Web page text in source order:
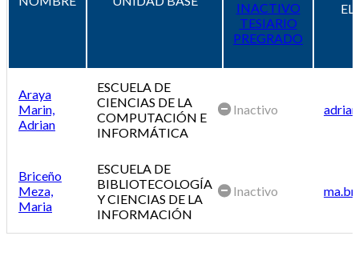
INACTIVO
TESIARIO
PREGRADO
Araya
Marin,
Adrian
ESCUELA DE
CIENCIAS DE LA
COMPUTACIÓN E
INFORMÁTICA
Inactivo
Briceño
Meza,
Maria
ESCUELA DE
BIBLIOTECOLOGÍA
Y CIENCIAS DE LA
INFORMACIÓN
Inactivo